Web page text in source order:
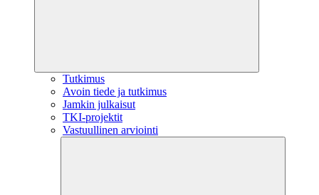
Tutkimus
Avoin tiede ja tutkimus
Jamkin julkaisut
TKI-projektit
Vastuullinen arviointi